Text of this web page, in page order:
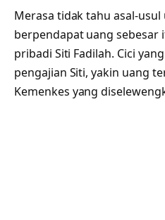
Merasa tidak tahu asal-usul
berpendapat uang sebesar
pribadi Siti Fadilah. Cici
pengajian Siti, yakin uang
Kemenkes yang